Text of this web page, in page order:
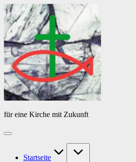
Skip
to
content
von
PfarrerB
für eine Kirche mit Zukunft
Startseite